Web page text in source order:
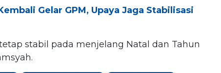
Gelar GPM, Upaya Jaga Stabilisasi
stabil pada menjelang Natal dan Tahun